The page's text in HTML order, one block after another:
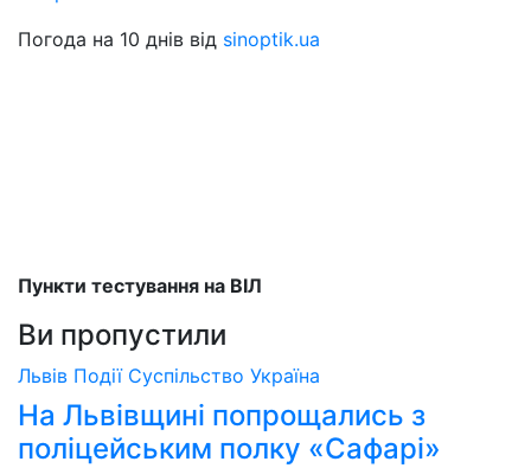
Погода на 10 днів від sinoptik.ua
Пункти тестування на ВІЛ
Ви пропустили
Львів Події Суспільство Україна
На Львівщині попрощались з
поліцейським полку «Сафарі»